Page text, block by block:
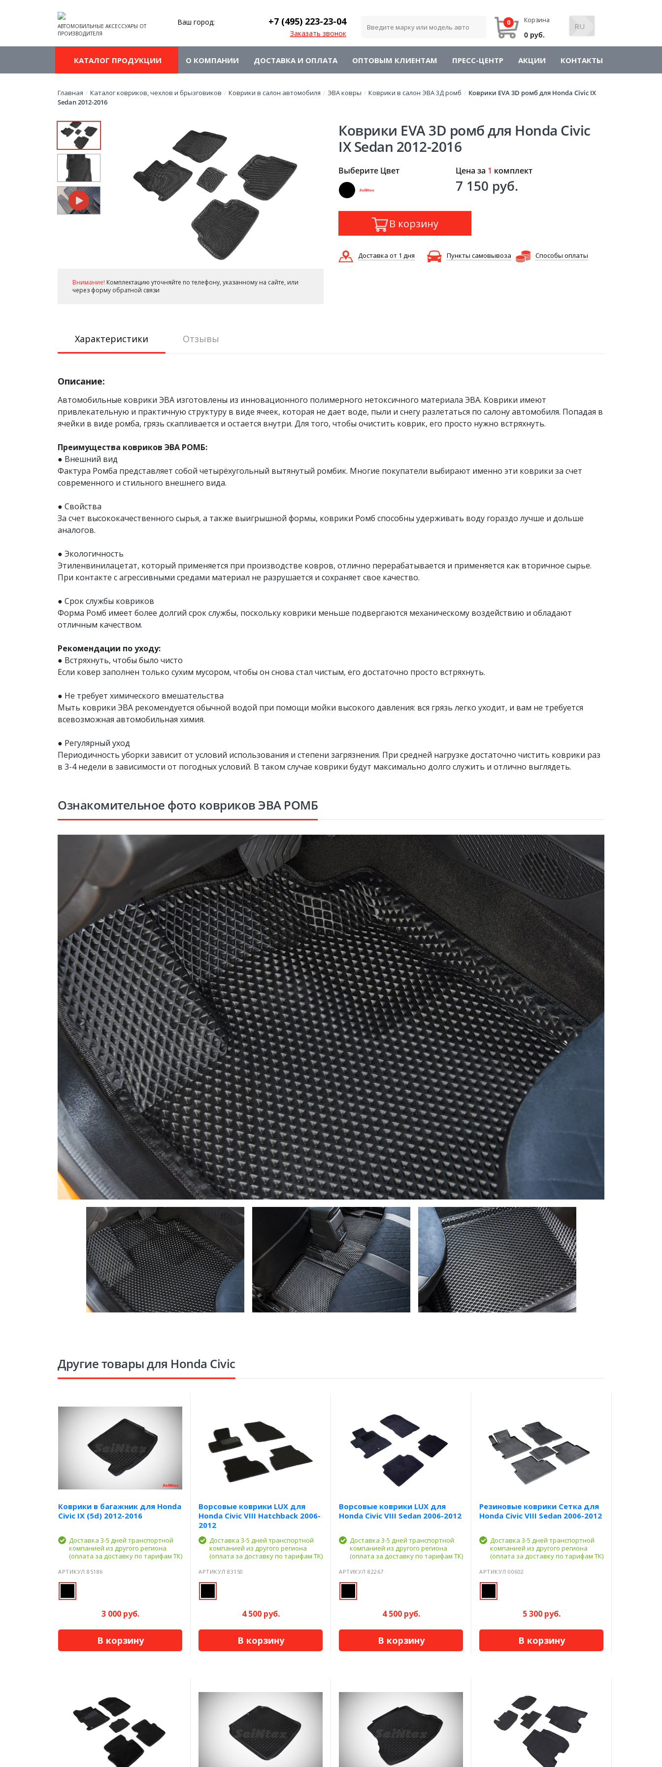
АВТОМОБИЛЬНЫЕ АКСЕССУАРЫ ОТ
ПРОИЗВОДИТЕЛЯ
Ваш город: +7 (495)223-23-04
Заказать звонок
Корзина
0
0 руб.
КАТАЛОГ ПРОДУКЦИИ О КОМПАНИИ ДОСТАВКА И ОПЛАТА ОПТОВЫМ КЛИЕНТАМ ПРЕСС-ЦЕНТР АКЦИИ КОНТАКТЫ
Главная / Каталог ковриков, чехлов и брызговиков / Коврики в салон автомобиля / ЭВА ковры / Коврики в салон ЭВА 3Д ромб / Коврики EVA 3D ромб для Honda Civic IX
Sedan 2012-2016
Внимание! Комплектацию уточняйте по телефону, указанному на сайте, или
через форму обратной связи
Коврики EVA 3D ромб для Honda Civic
IX Sedan 2012-2016
Выберите Цвет Цена за 1 комплект
7 150 руб.
В корзину
Доставка от 1 дня Пункты самовывоза Способы оплаты
Характеристики Отзывы
Описание:
Автомобильные коврики ЭВА изготовлены из инновационного полимерного нетоксичного материала ЭВА. Коврики имеют
привлекательную и практичную структуру в виде ячеек, которая не дает воде, пыли и снегу разлетаться по салону автомобиля. Попадая в
ячейки в виде ромба, грязь скапливается и остается внутри. Для того, чтобы очистить коврик, его просто нужно встряхнуть.
Преимущества ковриков ЭВА РОМБ:
● Внешний вид
Фактура Ромба представляет собой четырёхугольный вытянутый ромбик. Многие покупатели выбирают именно эти коврики за счет
современного и стильного внешнего вида.
● Свойства
За счет высококачественного сырья, а также выигрышной формы, коврики Ромб способны удерживать воду гораздо лучше и дольше
аналогов.
● Экологичность
Этиленвинилацетат, который применяется при производстве ковров, отлично перерабатывается и применяется как вторичное сырье.
При контакте с агрессивными средами материал не разрушается и сохраняет свое качество.
● Срок службы ковриков
Форма Ромб имеет более долгий срок службы, поскольку коврики меньше подвергаются механическому воздействию и обладают
отличным качеством.
Рекомендации по уходу:
● Встряхнуть, чтобы было чисто
Если ковер заполнен только сухим мусором, чтобы он снова стал чистым, его достаточно просто встряхнуть.
● Не требует химического вмешательства
Мыть коврики ЭВА рекомендуется обычной водой при помощи мойки высокого давления: вся грязь легко уходит, и вам не требуется
всевозможная автомобильная химия.
● Регулярный уход
Периодичность уборки зависит от условий использования и степени загрязнения. При средней нагрузке достаточно чистить коврики раз
в 3-4 недели в зависимости от погодных условий. В таком случае коврики будут максимально долго служить и отлично выглядеть.
Ознакомительное фото ковриков ЭВА РОМБ
Другие товары для Honda Civic
Коврики в багажник для Honda
Civic IX (5d) 2012-2016
Доставка 3-5 дней транспортной
компанией из другого региона
(оплата за доставку по тарифам ТК)
АРТИКУЛ 85186
3 000 руб.
В корзину
Ворсовые коврики LUX для
Honda Civic VIII Hatchback 2006-
2012
Доставка 3-5 дней транспортной
компанией из другого региона
(оплата за доставку по тарифам ТК)
АРТИКУЛ 83150
4 500 руб.
В корзину
Ворсовые коврики LUX для
Honda Civic VIII Sedan 2006-2012
Доставка 3-5 дней транспортной
компанией из другого региона
(оплата за доставку по тарифам ТК)
АРТИКУЛ 82267
4 500 руб.
В корзину
Резиновые коврики Сетка для
Honda Civic VIII Sedan 2006-2012
Доставка 3-5 дней транспортной
компанией из другого региона
(оплата за доставку по тарифам ТК)
АРТИКУЛ 00602
5 300 руб.
В корзину